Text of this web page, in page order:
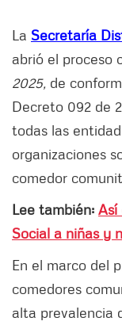
La Secretaría
abrió el proceso
2025, de
Decreto 092 de
todas las
organizaciones
comedor
Lee también: Así
Social a niñas y
En el marco del
comedores
alta prevalencia